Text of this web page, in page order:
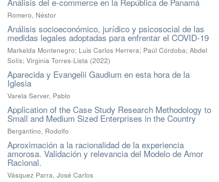
Romero, Néstor
Análisis socioeconómico, jurídico y psicosocial de las
medidas legales adoptadas para enfrentar el COVID-19
Markelda Montenegro; Luis Carlos Herrera; Paúl Córdoba; Abdel
Solís; Virginia Torres-Lista (2022)
Aparecida y Evangelii Gaudium en esta hora de la
Iglesia
Varela Server, Pablo
Application of the Case Study Research Methodology to
Small and Medium Sized Enterprises in the Country
Bergantino, Rodolfo
Aproximación a la racionalidad de la experiencia
amorosa. Validación y relevancia del Modelo de Amor
Racional.
Vásquez Parra, José Carlos